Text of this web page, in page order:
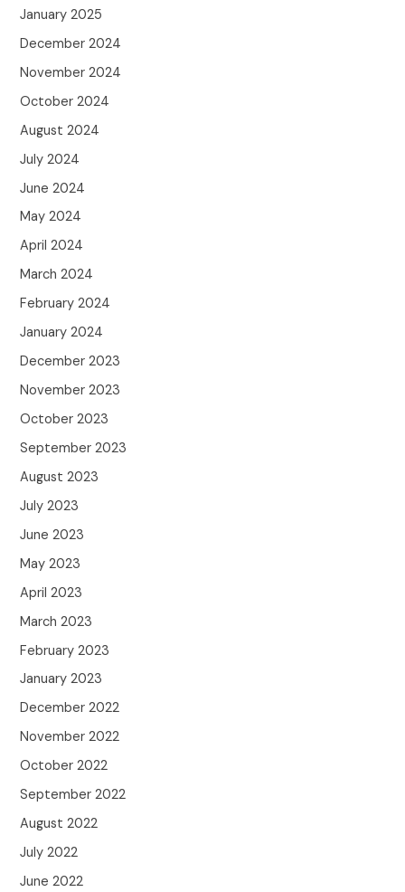
January 2025
December 2024
November 2024
October 2024
August 2024
July 2024
June 2024
May 2024
April 2024
March 2024
February 2024
January 2024
December 2023
November 2023
October 2023
September 2023
August 2023
July 2023
June 2023
May 2023
April 2023
March 2023
February 2023
January 2023
December 2022
November 2022
October 2022
September 2022
August 2022
July 2022
June 2022